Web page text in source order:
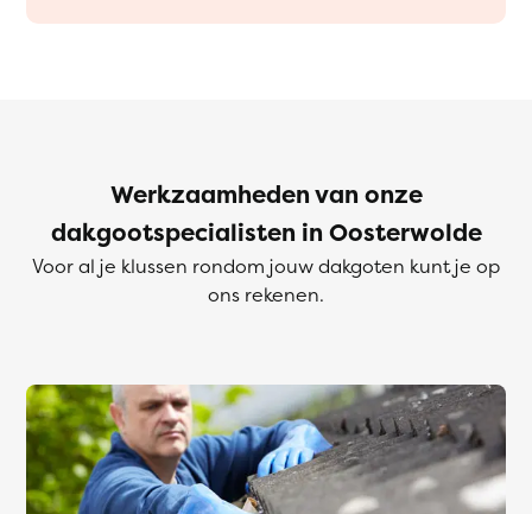
Werkzaamheden van onze
dakgootspecialisten in Oosterwolde
Voor al je klussen rondom jouw dakgoten kunt je op
ons rekenen.